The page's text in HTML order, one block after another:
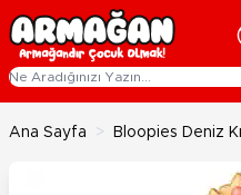
İçeriğe geç
Ana Sayfa > Bloopies Deniz